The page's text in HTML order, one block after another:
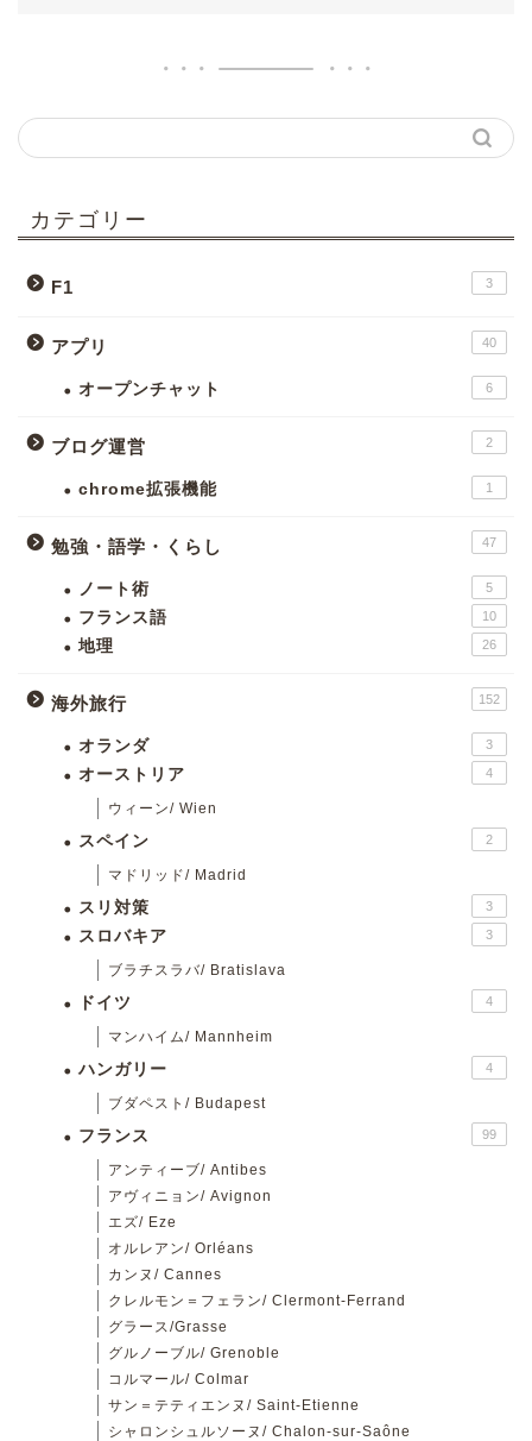
カテゴリー
F1 3
アプリ 40
オープンチャット 6
ブログ運営 2
chrome拡張機能 1
勉強・語学・くらし 47
ノート術 5
フランス語 10
地理 26
海外旅行 152
オランダ 3
オーストリア 4
ウィーン/ Wien
スペイン 2
マドリッド/ Madrid
スリ対策 3
スロバキア 3
ブラチスラバ/ Bratislava
ドイツ 4
マンハイム/ Mannheim
ハンガリー 4
ブダペスト/ Budapest
フランス 99
アンティーブ/ Antibes
アヴィニョン/ Avignon
エズ/ Eze
オルレアン/ Orléans
カンヌ/ Cannes
クレルモン＝フェラン/ Clermont-Ferrand
グラース/Grasse
グルノーブル/ Grenoble
コルマール/ Colmar
サン＝テティエンヌ/ Saint-Etienne
シャロンシュルソーヌ/ Chalon-sur-Saône